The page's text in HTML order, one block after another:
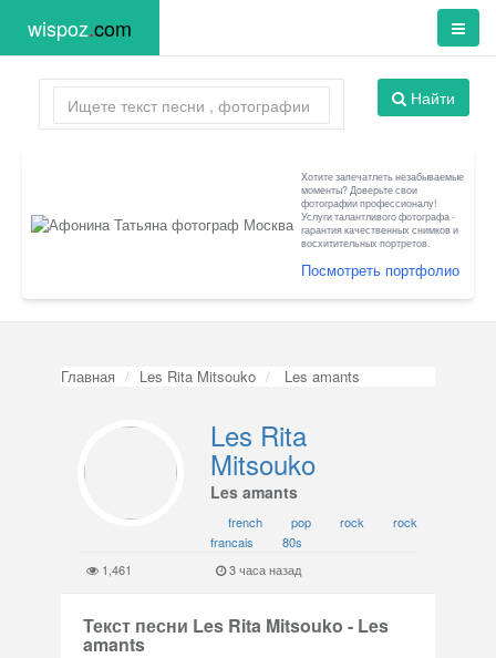
wispoz.com
Найти
Хотите запечатлеть незабываемые
моменты? Доверьте свои
фотографии профессионалу!
Услуги талантливого фотографа -
гарантия качественных снимков и
восхитительных портретов.
Посмотреть портфолио
Главная Les Rita Mitsouko Les amants
Les Rita
Mitsouko
Les amants
french pop rock
rock
francais
80s
1,461
3 часа назад
Текст песни Les Rita Mitsouko - Les
amants